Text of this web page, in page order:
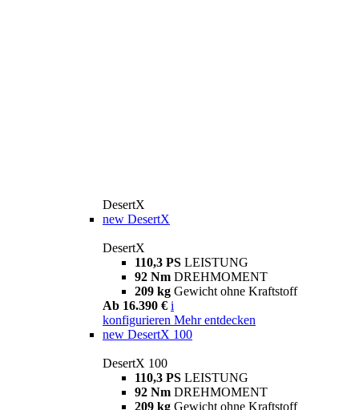
DesertX
new DesertX
DesertX
110,3 PS LEISTUNG
92 Nm DREHMOMENT
209 kg Gewicht ohne Kraftstoff
Ab 16.390 € i
konfigurieren Mehr entdecken
new DesertX 100
DesertX 100
110,3 PS LEISTUNG
92 Nm DREHMOMENT
209 kg Gewicht ohne Kraftstoff